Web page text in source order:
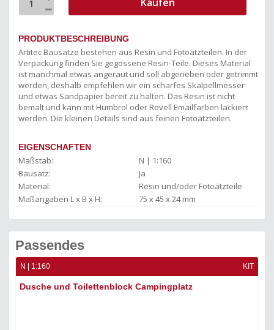
PRODUKTBESCHREIBUNG
Artitec Bausätze bestehen aus Resin und Fotoätzteilen. In der
Verpackung finden Sie gegossene Resin-Teile. Dieses Material
ist manchmal etwas angeraut und soll abgerieben oder getrimmt
werden, deshalb empfehlen wir ein scharfes Skalpellmesser
und etwas Sandpapier bereit zu halten. Das Resin ist nicht
bemalt und kann mit Humbrol oder Revell Emailfarben lackiert
werden. Die kleinen Details sind aus feinen Fotoätzteilen.
EIGENSCHAFTEN
Maßstab:
N | 1:160
Bausatz:
Ja
Material:
Resin und/oder Fotoätzteile
Maßangaben L x B x H:
75 x 45 x 24 mm
Passendes
N | 1:160 KIT
Dusche und Toilettenblock Campingplatz